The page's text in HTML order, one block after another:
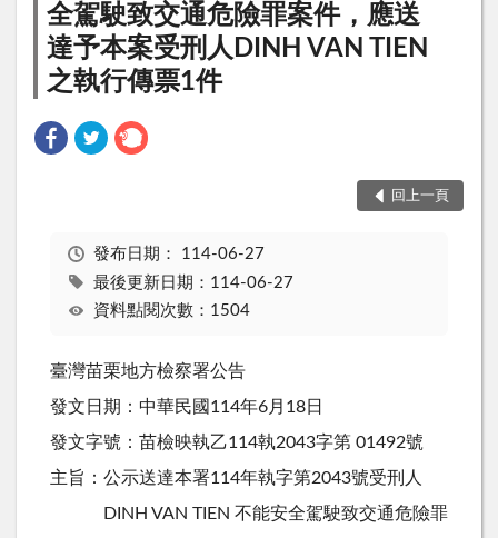
全駕駛致交通危險罪案件，應送
達予本案受刑人DINH VAN TIEN
之執行傳票1件
回上一頁
發布日期： 114-06-27
最後更新日期：114-06-27
資料點閱次數：1504
臺灣苗栗地方檢察署公告
發文日期：中華民國114年6月18日
發文字號：苗檢映執乙114執2043字第 01492號
主旨：公示送達本署114年執字第2043號受刑人
DINH VAN TIEN 不能安全駕駛致交通危險罪